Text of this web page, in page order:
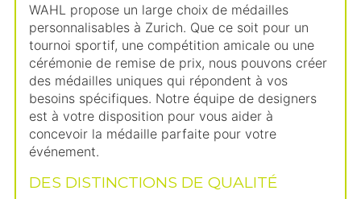
WAHL propose un large choix de médailles
personnalisables à Zurich. Que ce soit pour un
tournoi sportif, une compétition amicale ou une
cérémonie de remise de prix, nous pouvons créer
des médailles uniques qui répondent à vos
besoins spécifiques. Notre équipe de designers
est à votre disposition pour vous aider à
concevoir la médaille parfaite pour votre
événement.
DES DISTINCTIONS DE QUALITÉ